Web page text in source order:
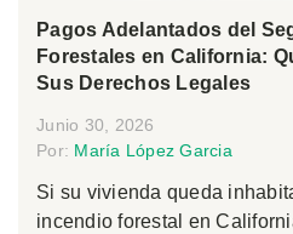
Pagos Adelantados del
Forestales en California:
Sus Derechos Legales
Junio 30, 2026
Por: María López Garcia
Si su vivienda queda
incendio forestal en